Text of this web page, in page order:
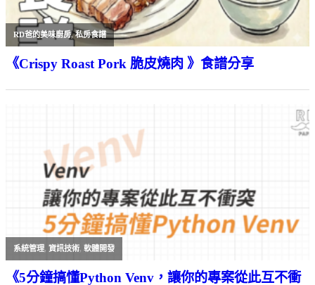
RD爸的美味廚房,私房食譜
《Crispy Roast Pork 脆皮燒肉 》食譜分享
系統管理,資訊技術,軟體開發
《5分鐘搞懂Python Venv，讓你的專案從此互不衝